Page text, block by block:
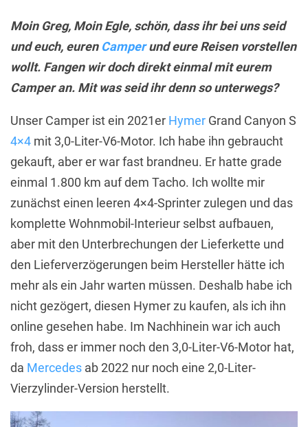
Moin Greg, Moin Egle, schön, dass ihr bei uns seid
und euch, euren Camperund eure Reisen vorstellen
wollt. Fangen wir doch direkt einmal mit eurem
Camper an. Mit was seid ihr denn so unterwegs?
Unser Camper ist ein 2021er Hymer Grand Canyon S
4×4 mit 3,0-Liter-V6-Motor. Ich habe ihn gebraucht
gekauft, aber er war fast brandneu. Er hatte grade
einmal 1.800 km auf dem Tacho. Ich wollte mir
zunächst einen leeren 4×4-Sprinter zulegen und das
komplette Wohnmobil-Interieur selbst aufbauen,
aber mit den Unterbrechungen der Lieferkette und
den Lieferverzögerungen beim Hersteller hätte ich
mehr als ein Jahr warten müssen. Deshalb habe ich
nicht gezögert, diesen Hymer zu kaufen, als ich ihn
online gesehen habe. Im Nachhinein war ich auch
froh, dass er immer noch den 3,0-Liter-V6-Motor hat,
da Mercedes ab 2022 nur noch eine 2,0-Liter-
Vierzylinder-Version herstellt.